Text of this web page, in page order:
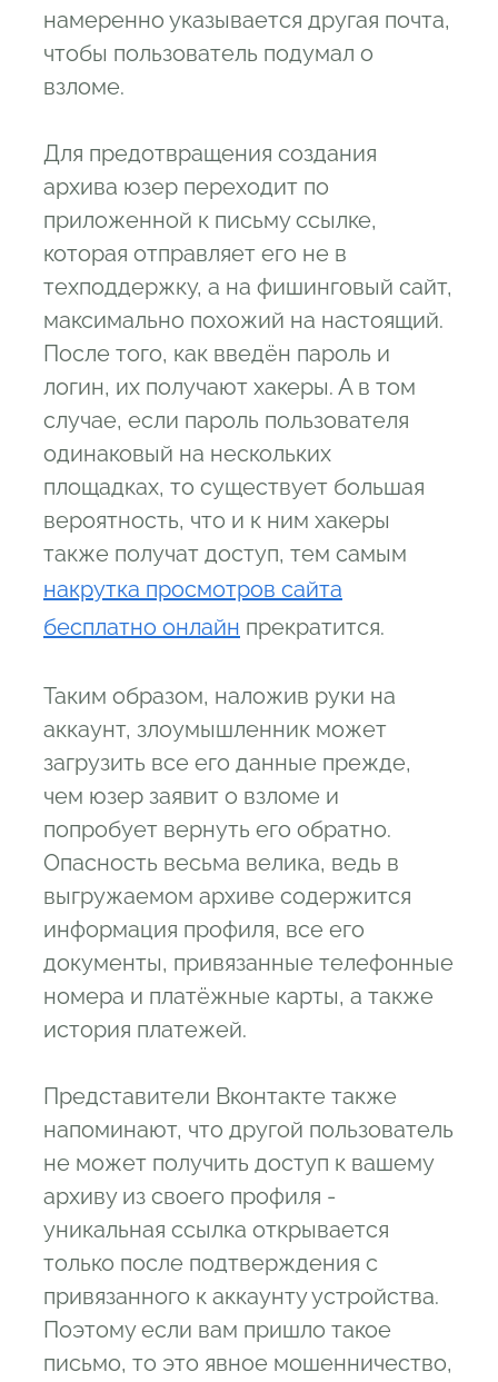
намеренно указывается другая почта,
чтобы пользователь подумал о
взломе.
Для предотвращения создания
архива юзер переходит по
приложенной к письму ссылке,
которая отправляет его не в
техподдержку, а на фишинговый сайт,
максимально похожий на настоящий.
После того, как введён пароль и
логин, их получают хакеры. А в том
случае, если пароль пользователя
одинаковый на нескольких
площадках, то существует большая
вероятность, что и к ним хакеры
также получат доступ, тем самым
накрутка просмотров сайта
бесплатно онлайн прекратится.
Таким образом, наложив руки на
аккаунт, злоумышленник может
загрузить все его данные прежде,
чем юзер заявит о взломе и
попробует вернуть его обратно.
Опасность весьма велика, ведь в
выгружаемом архиве содержится
информация профиля, все его
документы, привязанные телефонные
номера и платёжные карты, а также
история платежей.
Представители Вконтакте также
напоминают, что другой пользователь
не может получить доступ к вашему
архиву из своего профиля -
уникальная ссылка открывается
только после подтверждения с
привязанного к аккаунту устройства.
Поэтому если вам пришло такое
письмо, то это явное мошенничество,